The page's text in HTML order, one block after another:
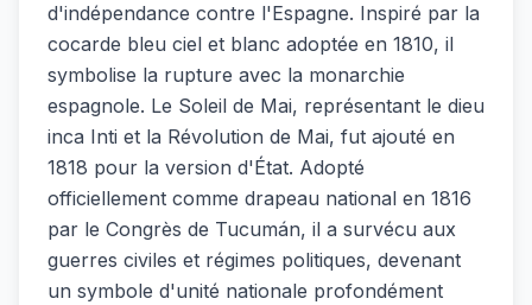
d'indépendance contre l'Espagne. Inspiré par la
cocarde bleu ciel et blanc adoptée en 1810, il
symbolise la rupture avec la monarchie
espagnole. Le Soleil de Mai, représentant le dieu
inca Inti et la Révolution de Mai, fut ajouté en
1818 pour la version d'État. Adopté
officiellement comme drapeau national en 1816
par le Congrès de Tucumán, il a survécu aux
guerres civiles et régimes politiques, devenant
un symbole d'unité nationale profondément